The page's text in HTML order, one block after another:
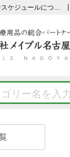
鍼灸院の開業の一般的なスケジュールについて 5つのステップ